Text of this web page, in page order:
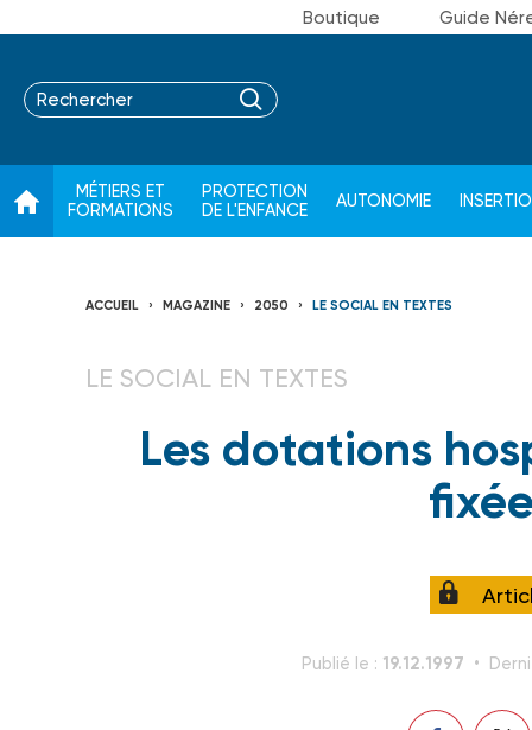
Boutique Guide
MÉTIERS ET
FORMATIONS
PROTECTION
DE L'ENFANCE
AUTONOMIE
ACCUEIL MAGAZINE 2050 LE SOCIAL EN TEXTES
LE SOCIAL EN TEXTES
Les dotations
Publié le : 19.12.1997